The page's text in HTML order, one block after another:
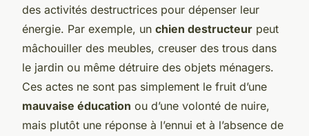
des activités destructrices pour dépenser leur
énergie. Par exemple, un chien destructeur peut
mâchouiller des meubles, creuser des trous dans
le jardin ou même détruire des objets ménagers.
Ces actes ne sont pas simplement le fruit d’une
mauvaise éducation ou d’une volonté de nuire,
mais plutôt une réponse à l’ennui et à l’absence de